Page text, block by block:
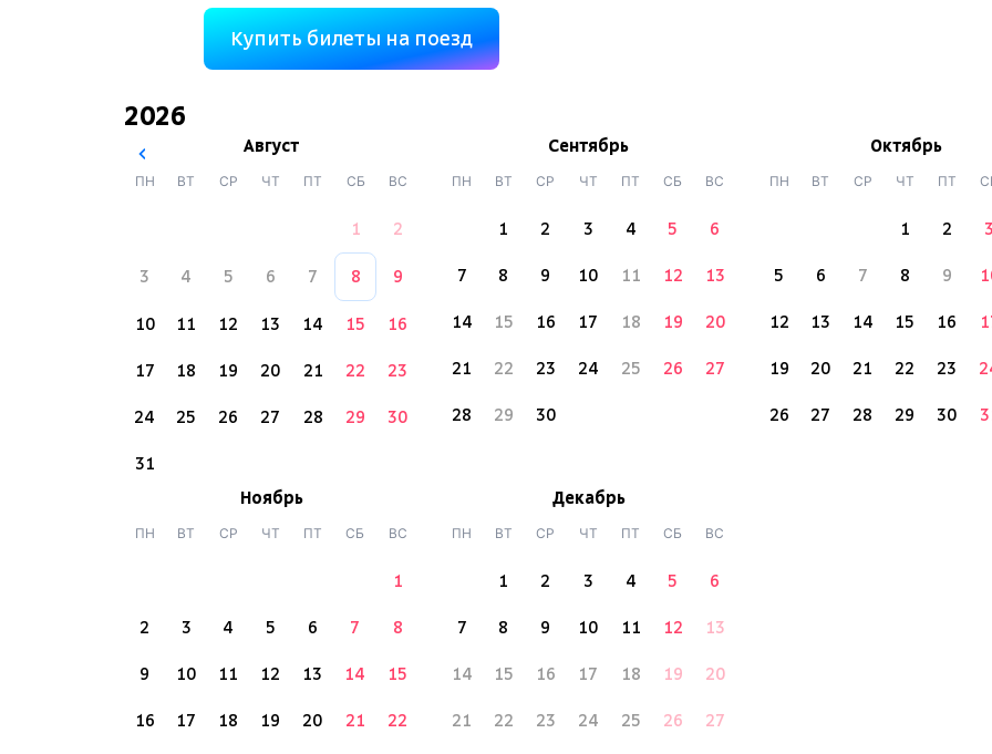
Купить билеты на поезд
2026
Август
ПН ВТ СР ЧТ ПТ СБ ВС
1 2
3 4 5 6 7 8 9
10 11 12 13 14 15 16
17 18 19 20 21 22 23
24 25 26 27 28 29 30
31
Сентябрь
ПН ВТ СР ЧТ ПТ СБ ВС
1 2 3 4 5 6
7 8 9 10 11 12 13
14 15 16 17 18 19 20
21 22 23 24 25 26 27
28 29 30
Октябрь
ПН ВТ СР ЧТ ПТ
1 2 3
5 6 7 8 9
12 13 14 15 16
19 20 21 22 23
26 27 28 29 30
Ноябрь
ПН ВТ СР ЧТ ПТ СБ ВС
1
2 3 4 5 6 7 8
9 10 11 12 13 14 15
16 17 18 19 20 21 22
Декабрь
ПН ВТ СР ЧТ ПТ СБ ВС
1 2 3 4 5 6
7 8 9 10 11 12 13
14 15 16 17 18 19 20
21 22 23 24 25 26 27